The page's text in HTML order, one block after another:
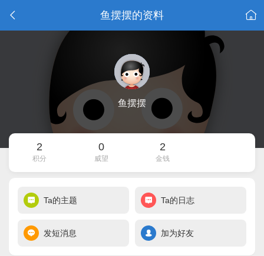
鱼摆摆的资料
鱼摆摆
2
积分
0
威望
2
金钱
Ta的主题 Ta的日志
发短消息 加为好友